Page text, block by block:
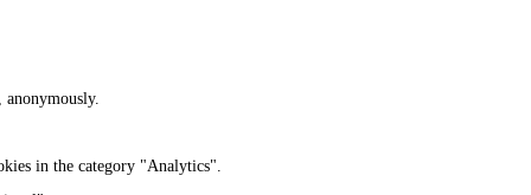
anonymously.
in the category "Analytics".